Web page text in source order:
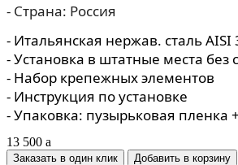
- Страна: Россия
- Итальянская нержав. сталь AISI
- Установка в штатные места без
- Набор крепежных элементов
- Инструкция по установке
- Упаковка: пузырьковая пленка
13 500 a
Заказать в один клик